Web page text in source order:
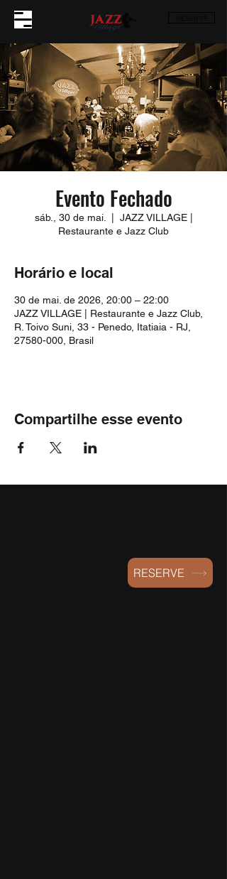
Evento Fechado
sáb., 30 de mai.
JAZZ VILLAGE |
Restaurante e Jazz Club
Horário e local
30 de mai. de 2026, 20:00 – 22:00
JAZZ VILLAGE | Restaurante e Jazz Club,
R. Toivo Suni, 33 - Penedo, Itatiaia - RJ,
27580-000, Brasil
Compartilhe esse evento
RESERVE